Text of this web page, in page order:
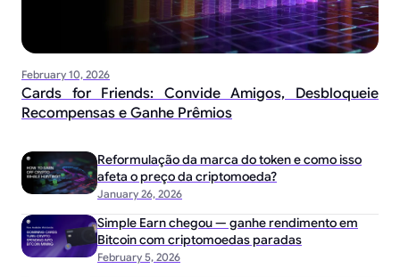
February 10, 2026
Cards for Friends: Convide Amigos, Desbloqueie
Recompensas e Ganhe Prêmios
January 26, 2026
Reformulação da marca do token e como isso
afeta o preço da criptomoeda?
February 5, 2026
Simple Earn chegou — ganhe rendimento em
Bitcoin com criptomoedas paradas